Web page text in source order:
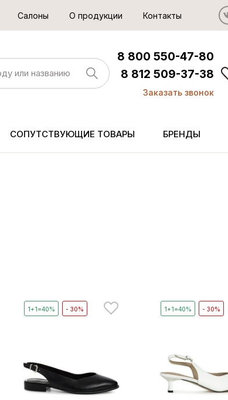
Салоны О продукции Контакты
8 800 550-47-80
8 812 509-37-38
Заказать звонок
СОПУТСТВУЮЩИЕ ТОВАРЫ БРЕНДЫ
1+1=40% - 30% 1+1=40% - 30%